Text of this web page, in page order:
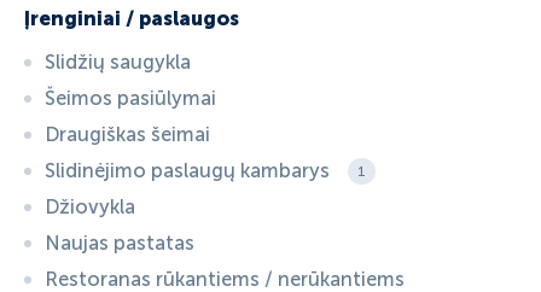
Įrenginiai / paslaugos
Slidžių saugykla
Šeimos pasiūlymai
Draugiškas šeimai
Slidinėjimo paslaugų kambarys
1
Džiovykla
Naujas pastatas
Restoranas rūkantiems / nerūkantiems